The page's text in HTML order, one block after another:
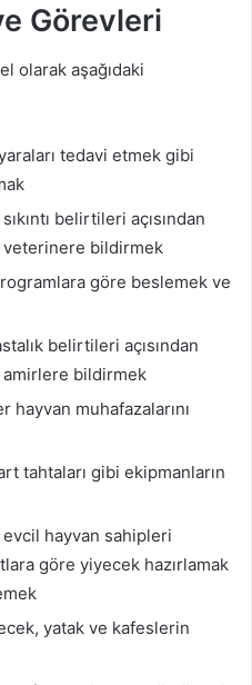
Görevleri
olarak aşağıdaki
tedavi etmek gibi
belirtileri açısından
veterinere bildirmek
göre beslemek ve
belirtileri açısından
amirlere bildirmek
hayvan muhafazalarını
tahtaları gibi ekipmanların
hayvan sahipleri
göre yiyecek hazırlamak
yatak ve kafeslerin